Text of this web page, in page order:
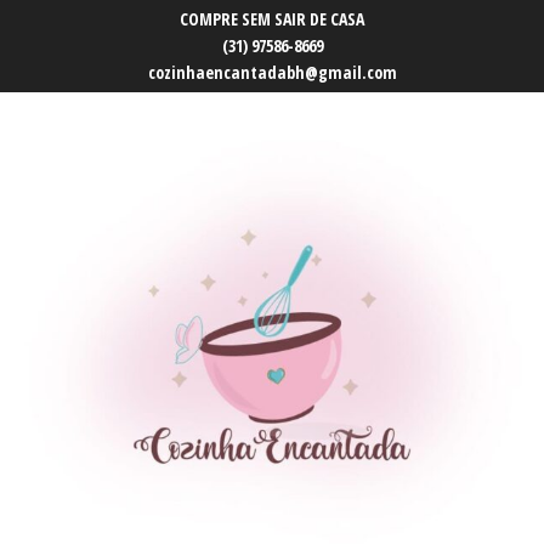
COMPRE SEM SAIR DE CASA
(31) 97586-8669
cozinhaencantadabh@gmail.com